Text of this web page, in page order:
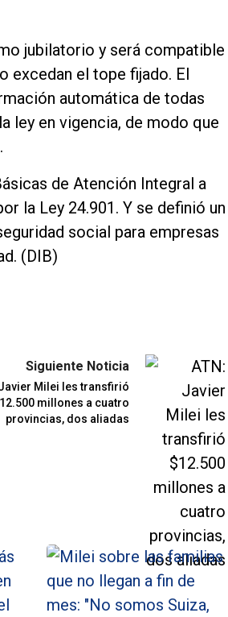
jubilatorio y será compatible
excedan el tope fijado. El
automática de todas
ley en vigencia, de modo que
de Atención Integral a
la Ley 24.901. Y se definió un
social para empresas
(DIB)
Siguiente Noticia
Milei les transfirió
millones a cuatro
provincias, dos aliadas